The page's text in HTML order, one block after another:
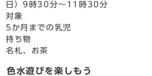
日）9時30分～11時30分
対象
5か月までの乳児
持ち物
名札、お茶
色水遊びを楽しもう